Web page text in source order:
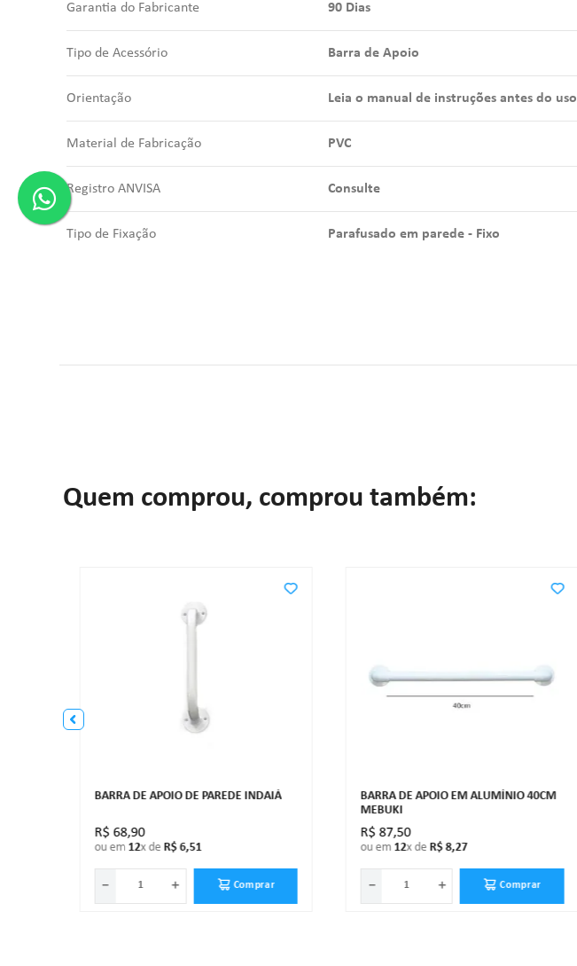
Garantia do Fabricante 90 Dias
Tipo de Acessório Barra de Apoio
Orientação Leia o manual de instruções antes do uso
Material de Fabricação PVC
Registro ANVISA Consulte
Tipo de Fixação Parafusado em parede - Fixo
Quem comprou, comprou também:
BARRA DE APOIO DE PAREDE INDAIÁ
R$ 68,90
ou em 12x de R$ 6,51
＋
－ Comprar
BARRA DE APOIO EM ALUMÍNIO 40CM
MEBUKI
R$ 87,50
ou em12x de R$ 8,27
＋
－ Comprar